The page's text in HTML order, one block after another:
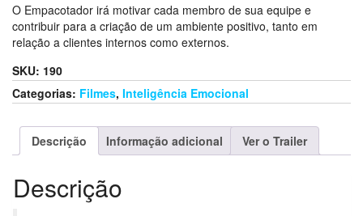
O Empacotador irá motivar cada membro de sua equipe e
contribuir para a criação de um ambiente positivo, tanto em
relação a clientes internos como externos.
SKU: 190
Categorias: Filmes, Inteligência Emocional
Descrição Informação adicional Ver o Trailer
Descrição